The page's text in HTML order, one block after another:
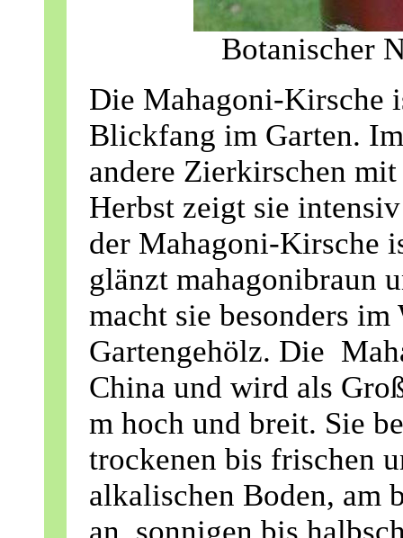
Botanischer
Die Mahagoni-Kirsche
Blickfang im Garten.
andere Zierkirschen
Herbst zeigt sie
der Mahagoni-Kirsche
glänzt mahagonibraun
macht sie besonders
Gartengehölz. Die
China und wird als
m hoch und breit. Sie
trockenen bis frischen
alkalischen Boden, am